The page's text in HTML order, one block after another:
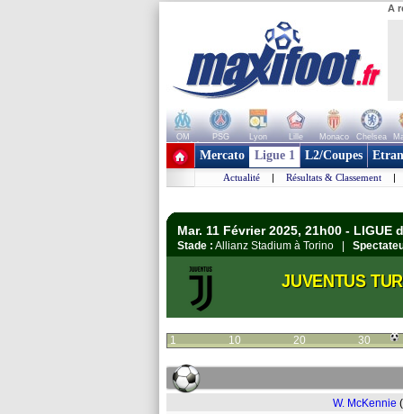
A
OM PSG Lyon Lille Monaco Chelsea
+ de clubs
Mercato Ligue 1 L2/Coupes
Actualité | Résultats & Classement |
Mar. 11 Février 2025, 21h00 - LIGUE
Stade : Allianz Stadium à Torino |
JUVENTUS
1 10 20 30
W. McKennie